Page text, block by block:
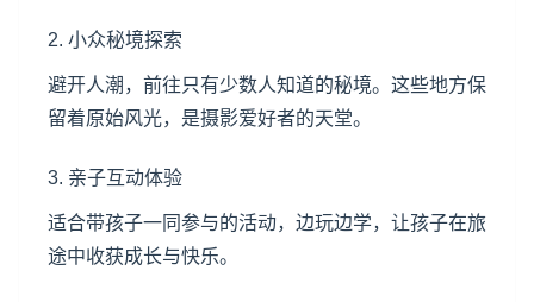
2. 小众秘境探索
避开人潮，前往只有少数人知道的秘境。这些地方保
留着原始风光，是摄影爱好者的天堂。
3. 亲子互动体验
适合带孩子一同参与的活动，边玩边学，让孩子在旅
途中收获成长与快乐。